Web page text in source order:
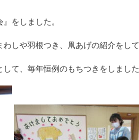
をしました。
しや羽根つき、凧あげの紹介をして
して、毎年恒例のもちつきをしまし